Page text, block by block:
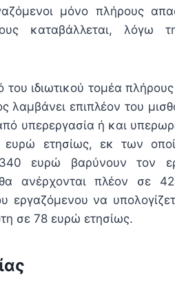
μόνο πλήρους
καταβάλλεται, λόγω
του ιδιωτικού τομέα
λαμβάνει επιπλέον του
υπερεργασία ή και
ευρώ ετησίως, εκ των
ευρώ βαρύνουν τον
ανέρχονται πλέον σε
εργαζόμενου να
σε 78 ευρώ ετησίως.